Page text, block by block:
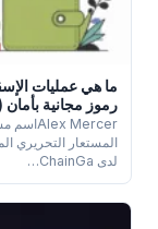
ما هي عمليات
رموز مجانية بأمان
المستعار التحريري
لدى ChainGa…